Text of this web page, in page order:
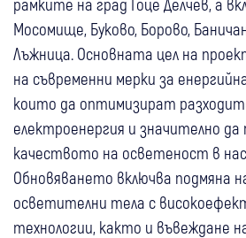
Мосомище, Буково, Борово,
Лъжница. Основната цел на
на съвременни мерки за
които да оптимизират
електроенергия и значително
качеството на осветеност в
Обновяването включва подмяна
осветителни тела с
технологии, както и въвеждане